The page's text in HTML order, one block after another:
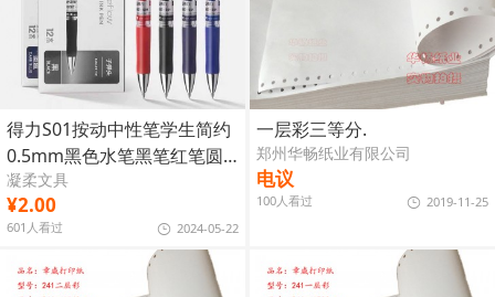
得力S01按动中性笔学生简约
0.5mm黑色水笔黑笔红笔圆
珠笔
凝柔文具
¥2.00
601人看过 2024-05-22
一层彩三等分.
郑州华畅纸业有限公司
电议
100人看过 2019-11-25